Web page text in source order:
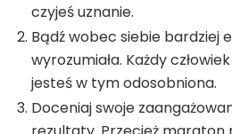
czyjeś uznanie.
Bądź wobec siebie bardziej
wyrozumiała. Każdy
jesteś w tym odosobniona.
Doceniaj swoje